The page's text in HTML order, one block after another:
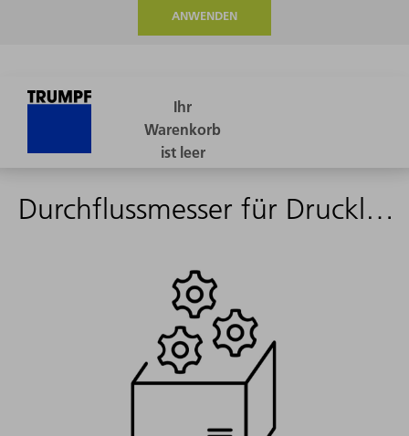
ANWENDEN
Durchflussmesser für Druckluft 200l/min - 2243583